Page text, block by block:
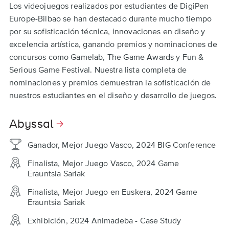
to
top
Los videojuegos realizados por estudiantes de DigiPen
Europe-Bilbao se han destacado durante mucho tiempo
por su sofisticación técnica, innovaciones en diseño y
excelencia artística, ganando premios y nominaciones de
concursos como Gamelab, The Game Awards y Fun &
Serious Game Festival. Nuestra lista completa de
nominaciones y premios demuestran la sofisticación de
nuestros estudiantes en el diseño y desarrollo de juegos.
Abyssal
Ganador, Mejor Juego Vasco, 2024 BIG Conference
Finalista, Mejor Juego Vasco, 2024 Game
Erauntsia Sariak
Finalista, Mejor Juego en Euskera, 2024 Game
Erauntsia Sariak
Exhibición, 2024 Animadeba - Case Study